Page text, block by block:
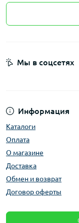
Информация
Каталоги
Оплата
О магазине
Доставка
Обмен и возврат
Договор оферты
Мы в соцсетях